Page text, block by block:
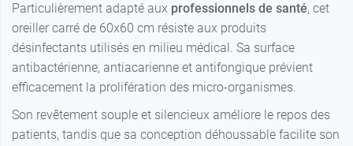
Particulièrement adapté aux professionnels de santé, cet
oreiller carré de 60x60 cm résiste aux produits
désinfectants utilisés en milieu médical. Sa surface
antibactérienne, antiacarienne et antifongique prévient
efficacement la prolifération des micro-organismes.
Son revêtement souple et silencieux améliore le repos des
patients, tandis que sa conception déhoussable facilite son